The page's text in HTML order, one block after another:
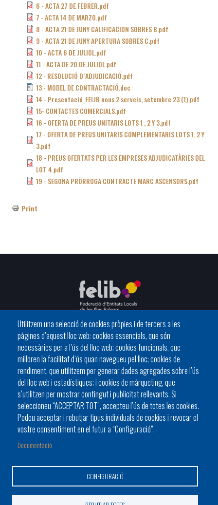
6 - ACTA 27 DE FEBRER.pdf
7 - ACTA 14 DE MARZO.pdf
8 - ACTA 21 DE JUNY CALIFICACION SOBRES B.pdf
9 - ACTA 21 DE JUNY APERTURA SOBRES C.pdf
10 - ACTA 6 DE JULIOL.pdf
11 - ACTA DE 20 DE JULIOL.pdf
12 - RESOLUCIÓ D´ADJUDICACIÓ.pdf
13 - MODEL DE CONTRACTACIÓ.doc
14 - Presentació_FELIB nous 2 serveis, setembre 23 (1).pdf
15- CONTACTES COMERCIALS.pdf
16 - OFERTA DE PREUS UNITARIS LOTS 1 , 2 Y 3.pdf
17 - OFERTA DE PREUS UNITARIS COMPLEMENTARIS LOTS 1, 2 Y
3.pdf
18 - PREUS OFERTATS PER LES EMPRESES ADJUDICATÀRIES DEL
LOT 4.pdf
19 - SEGONA PRÒRROGA CONTRACTE MARC ASCENSORS.pdf
Print
Utilitzem una selecció de cookies pròpies i de tercers a les
pàgines d’aquest lloc web: cookies essencials, que són
necessàries per a l’ús del lloc web; cookies funcionals, que
milloren la facilitat d’ús quan navegueu pel lloc; cookies de
rendiment, que utilitzem per generar dades agregades sobre l’ús
del lloc web i estadístiques; i cookies de màrqueting, que
s’utilitzen per mostrar contingut i publicitat rellevants. Si
seleccioneu “ACCEPTAR TOT”, accepteu l’ús de totes les cookies.
Podeu acceptar i rebutjar tipus individuals de cookies i revocar el
vostre consentiment en el futur a “Configuració”.
Documentació
CONFIGURACIÓ
Footer
1
-
Home
HISTÒRIA ORGANITZACIÓ
ESTATUTS
C/ del General Riera, 111 07010 Palma
Phone
971 760911 - Fax 971 763102
© Pàgina web de la Federació d'Entitats Locals de les Illes